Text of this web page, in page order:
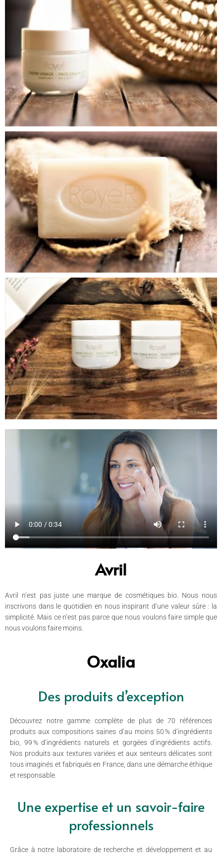
Avril
Avril n’est pas juste une marque de cosmétiques bio. Nous nous
inscrivons dans le quotidien en nous inspirant d’une valeur sûre : la
simplicité. Mais ce n’est pas parce que nous voulons faire simple que
nous voulons faire moins.
Oxalia
Des produits d’exception
Découvrez notre gamme complète de plus de 70 références
produits aux compositions saines d’au moins 50 % d’ingrédients
bio, 99 % d’ingrédients naturels et gorgées d’ingrédients actifs.
Nos produits aux textures variées et aux senteurs délicates sont
tous imaginés et fabriqués en France, dans une démarche éthique
et responsable.
Une expertise et un savoir-faire
professionnels
Grâce à notre laboratoire de recherche et développement et au